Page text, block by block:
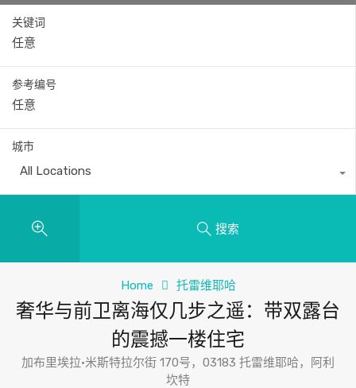
关键词
参考编号
城市
All Locations
搜索
Home 托雷维耶哈
奢华与前卫离海仅几步之遥：带双露台
的震撼一楼住宅
加布里埃拉·米斯特拉尔街 170号，03183 托雷维耶哈，阿利
坎特